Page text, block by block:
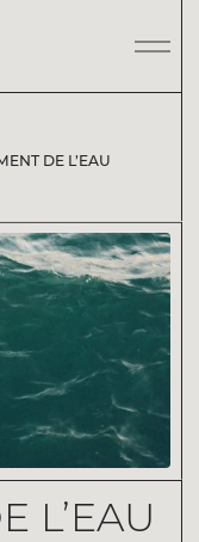
DE L’EAU
L’EAU